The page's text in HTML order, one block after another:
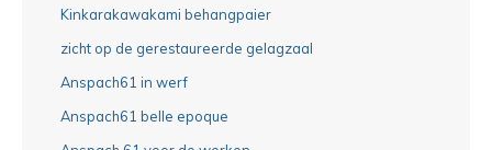
Kinkarakawakami behangpaier
zicht op de gerestaureerde gelagzaal
Anspach61 in werf
Anspach61 belle epoque